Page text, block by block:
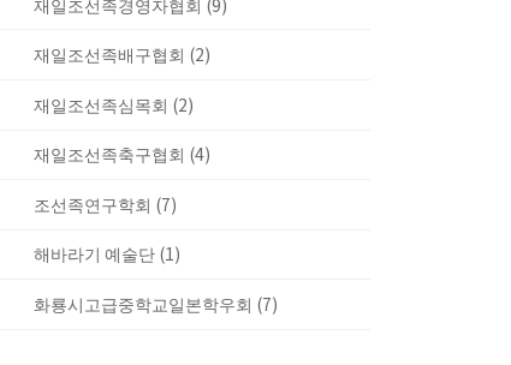
재일조선족배구협회 (2)
재일조선족심목회 (2)
재일조선족축구협회 (4)
조선족연구학회 (7)
해바라기 예술단 (1)
화룡시고급중학교일본학우회 (7)